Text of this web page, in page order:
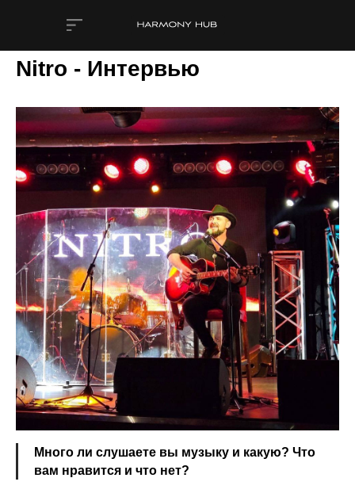
Nitro - Интервью
Много ли слушаете вы музыку и какую? Что
вам нравится и что нет?